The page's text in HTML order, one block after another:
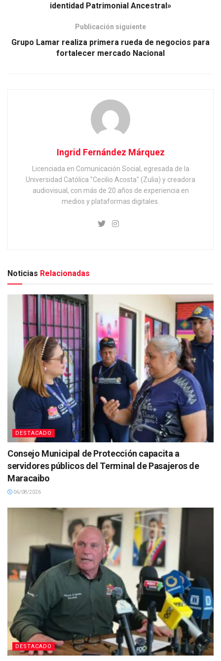
identidad Patrimonial Ancestral»
Publicación siguiente
Grupo Lamar realiza primera rueda de negocios para
fortalecer mercado Nacional
Ingrid Fernández Márquez
Licenciada en Comunicación Social, egresada de la
Universidad Católica "Cecilio Acosta" (Zulia) y creadora
audiovisual, con más de 20 años de experiencia en
medios y plataformas digitales.
Noticias Relacionadas
DESTACADO
Consejo Municipal de Protección capacita a
servidores públicos del Terminal de Pasajeros de
Maracaibo
06/08/2026
DESTACADO